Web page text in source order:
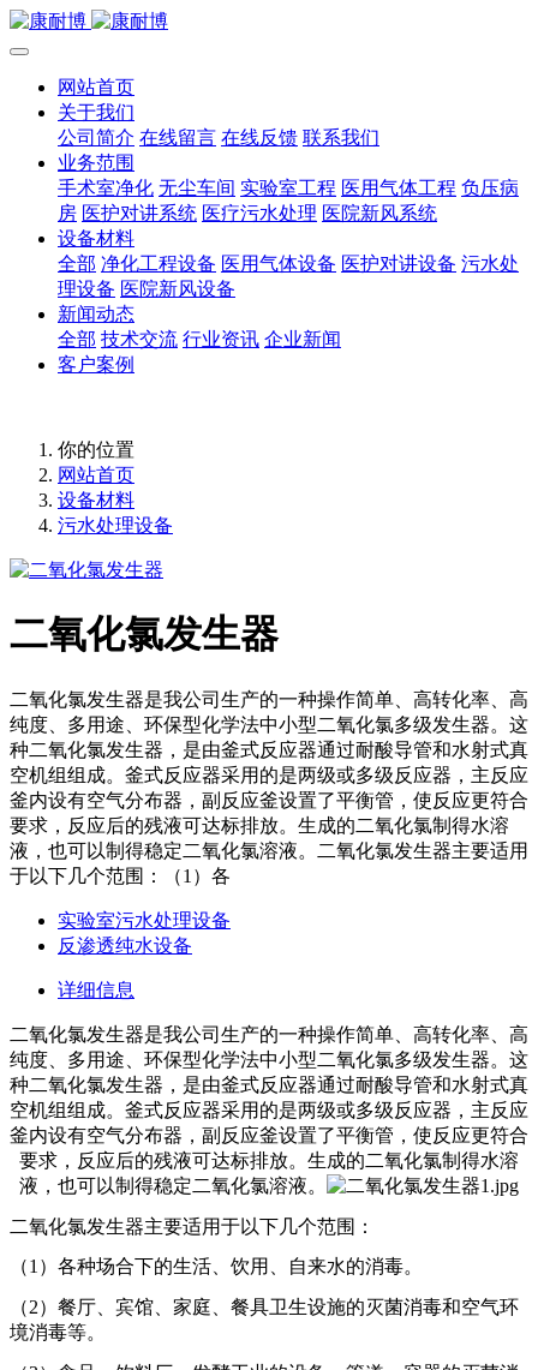
网站首页
关于我们
公司简介 在线留言 在线反馈 联系我们
业务范围
手术室净化 无尘车间 实验室工程 医用气体工程 负压病
房 医护对讲系统 医疗污水处理 医院新风系统
设备材料
全部 净化工程设备 医用气体设备 医护对讲设备 污水处
理设备 医院新风设备
新闻动态
全部 技术交流 行业资讯 企业新闻
客户案例
你的位置
网站首页
设备材料
污水处理设备
二氧化氯发生器
二氧化氯发生器是我公司生产的一种操作简单、高转化率、高
纯度、多用途、环保型化学法中小型二氧化氯多级发生器。这
种二氧化氯发生器，是由釜式反应器通过耐酸导管和水射式真
空机组组成。釜式反应器采用的是两级或多级反应器，主反应
釜内设有空气分布器，副反应釜设置了平衡管，使反应更符合
要求，反应后的残液可达标排放。生成的二氧化氯制得水溶
液，也可以制得稳定二氧化氯溶液。二氧化氯发生器主要适用
于以下几个范围：（1）各
实验室污水处理设备
反渗透纯水设备
详细信息
二氧化氯发生器是我公司生产的一种操作简单、高转化率、高
纯度、多用途、环保型化学法中小型二氧化氯多级发生器。这
种二氧化氯发生器，是由釜式反应器通过耐酸导管和水射式真
空机组组成。釜式反应器采用的是两级或多级反应器，主反应
釜内设有空气分布器，副反应釜设置了平衡管，使反应更符合
要求，反应后的残液可达标排放。生成的二氧化氯制得水溶
液，也可以制得稳定二氧化氯溶液。
二氧化氯发生器主要适用于以下几个范围：
（1）各种场合下的生活、饮用、自来水的消毒。
（2）餐厅、宾馆、家庭、餐具卫生设施的灭菌消毒和空气环
境消毒等。